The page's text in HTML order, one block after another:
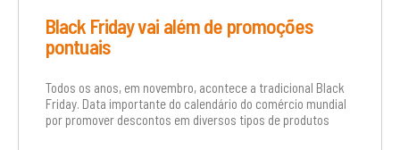
Black Friday vai além de promoções
pontuais
Todos os anos, em novembro, acontece a tradicional Black
Friday. Data importante do calendário do comércio mundial
por promover descontos em diversos tipos de produtos